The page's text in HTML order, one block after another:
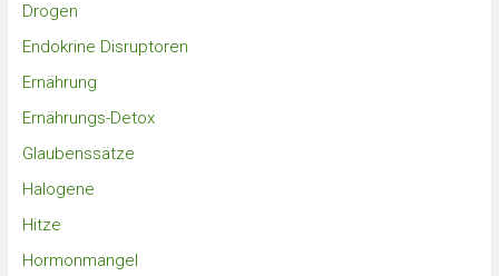
Drogen
Endokrine Disruptoren
Ernährung
Ernährungs-Detox
Glaubenssätze
Halogene
Hitze
Hormonmangel